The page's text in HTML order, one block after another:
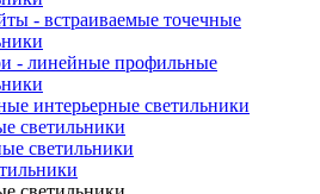
- встраиваемые точечные
- линейные профильные
интерьерные светильники
светильники
светильники